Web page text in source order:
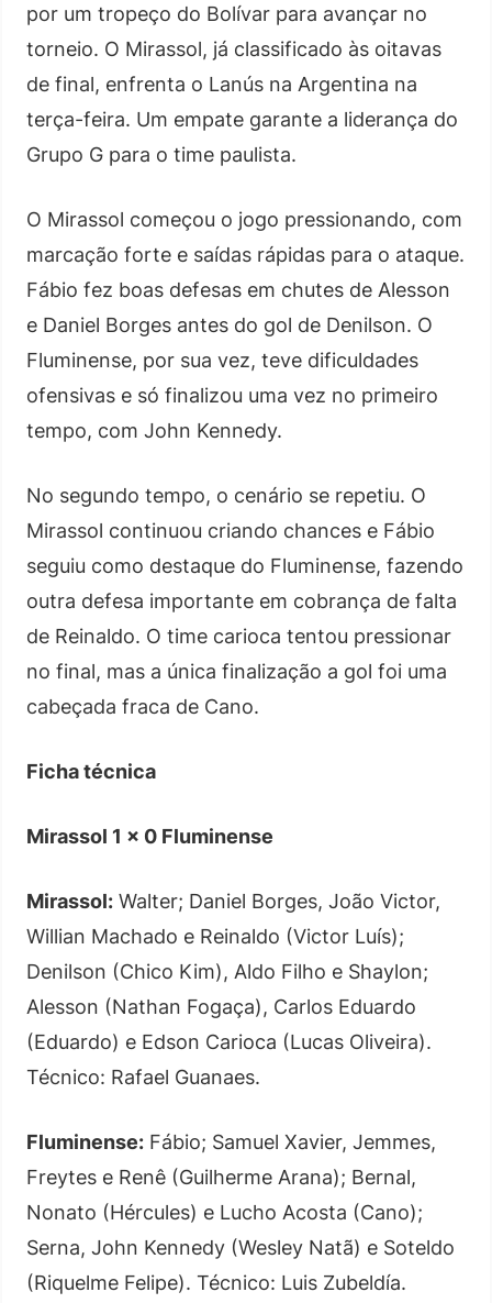
por um tropeço do Bolívar para avançar no
torneio. O Mirassol, já classificado às oitavas
de final, enfrenta o Lanús na Argentina na
terça-feira. Um empate garante a liderança do
Grupo G para o time paulista.
O Mirassol começou o jogo pressionando, com
marcação forte e saídas rápidas para o ataque.
Fábio fez boas defesas em chutes de Alesson
e Daniel Borges antes do gol de Denilson. O
Fluminense, por sua vez, teve dificuldades
ofensivas e só finalizou uma vez no primeiro
tempo, com John Kennedy.
No segundo tempo, o cenário se repetiu. O
Mirassol continuou criando chances e Fábio
seguiu como destaque do Fluminense, fazendo
outra defesa importante em cobrança de falta
de Reinaldo. O time carioca tentou pressionar
no final, mas a única finalização a gol foi uma
cabeçada fraca de Cano.
Ficha técnica
Mirassol 1 x 0 Fluminense
Mirassol: Walter; Daniel Borges, João Victor,
Willian Machado e Reinaldo (Victor Luís);
Denilson (Chico Kim), Aldo Filho e Shaylon;
Alesson (Nathan Fogaça), Carlos Eduardo
(Eduardo) e Edson Carioca (Lucas Oliveira).
Técnico: Rafael Guanaes.
Fluminense: Fábio; Samuel Xavier, Jemmes,
Freytes e Renê (Guilherme Arana); Bernal,
Nonato (Hércules) e Lucho Acosta (Cano);
Serna, John Kennedy (Wesley Natã) e Soteldo
(Riquelme Felipe). Técnico: Luis Zubeldía.